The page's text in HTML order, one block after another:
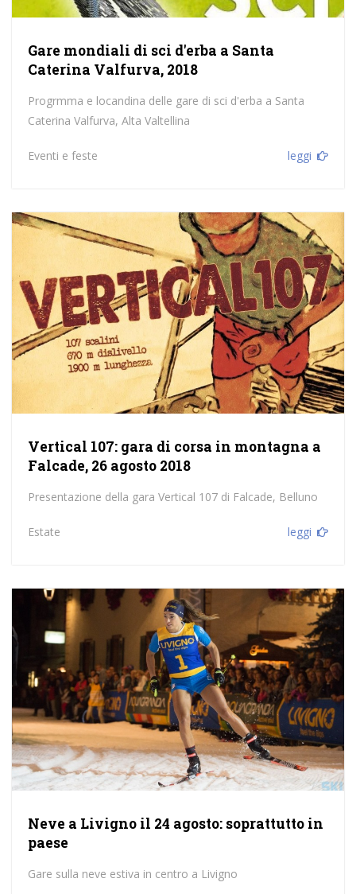
Gare mondiali di sci d'erba a Santa
Caterina Valfurva, 2018
Progrmma e locandina delle gare di sci d'erba a Santa
Caterina Valfurva, Alta Valtellina
Eventi e feste leggi
Vertical 107: gara di corsa in montagna a
Falcade, 26 agosto 2018
Presentazione della gara Vertical 107 di Falcade, Belluno
Estate leggi
Neve a Livigno il 24 agosto: soprattutto in
paese
Gare sulla neve estiva in centro a Livigno